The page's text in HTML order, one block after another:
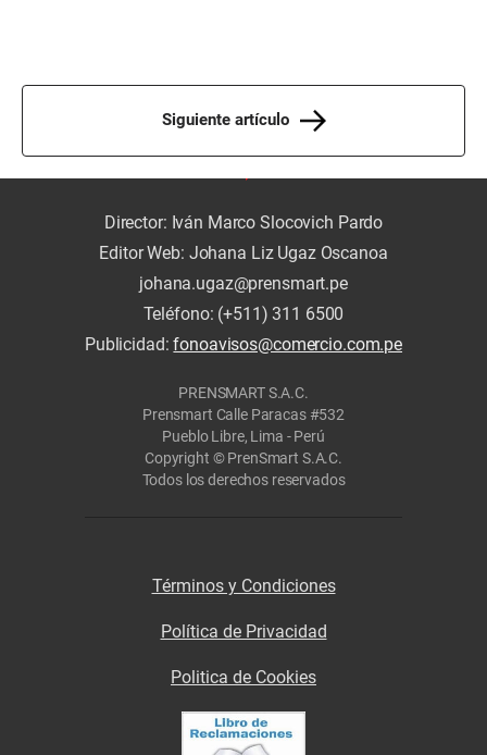
Siguiente artículo
Director: Iván Marco Slocovich Pardo
Editor Web: Johana Liz Ugaz Oscanoa
johana.ugaz@prensmart.pe
Teléfono: (+511) 311 6500
Publicidad:fonoavisos@comercio.com.pe
PRENSMART S.A.C.
Prensmart Calle Paracas #532
Pueblo Libre, Lima - Perú
Copyright © PrenSmart S.A.C.
Todos los derechos reservados
Términos y Condiciones
Política de Privacidad
Politica de Cookies